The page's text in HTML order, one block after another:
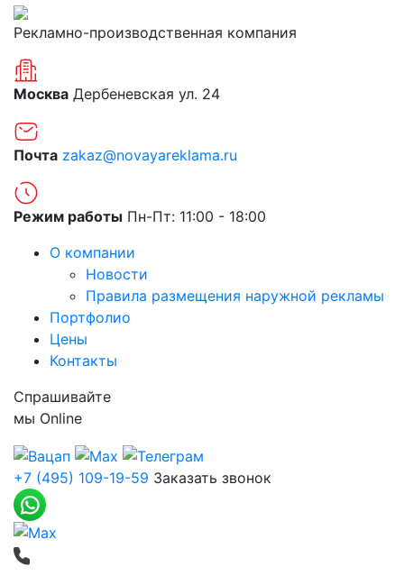
Рекламно-производственная компания
Москва Дербеневская ул. 24
Почта zakaz@novayareklama.ru
Режим работы Пн-Пт: 11:00 - 18:00
О компании
Новости
Правила размещения наружной рекламы
Портфолио
Цены
Контакты
Спрашивайте
мы Online
+7 (495) 109-19-59 Заказать звонок